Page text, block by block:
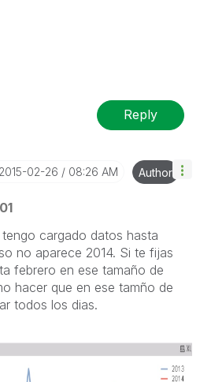
Reply
‎2015-02-26 08:26 AM Author
cargado datos hasta
no aparece 2014. Si te fijas
febrero en ese tamaño de
hacer que en ese tamño de
todos los dias.